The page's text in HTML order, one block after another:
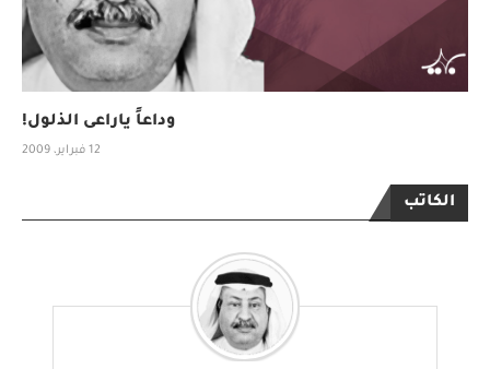
وداعاً ياراعى الذلول!
12 فبراير، 2009
الكاتب